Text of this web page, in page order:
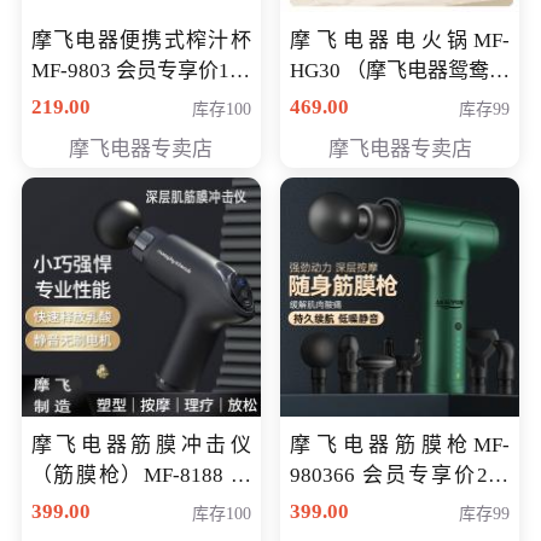
摩飞电器便携式榨汁杯
MF-9803 会员专享价138
元
219.00 库存100
摩飞电器专卖店
摩飞电器电火锅MF-
HG30 （摩飞电器鸳鸯锅
MF-HG30 ） 会员专享价
469.00 库存99
摩飞电器专卖店
摩飞电器筋膜冲击仪
（筋膜枪）MF-8188 会
员专享价268元
399.00 库存100
摩飞电器筋膜枪MF-
980366 会员专享价299
元
399.00 库存99